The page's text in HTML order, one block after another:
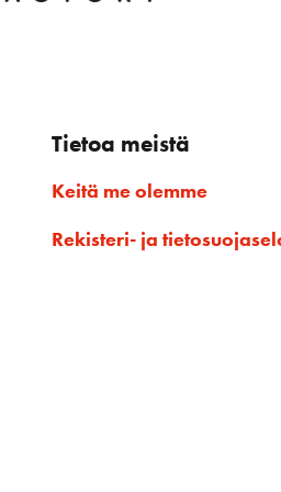
Tietoa meistä
Keitä me olemme
Rekisteri- ja